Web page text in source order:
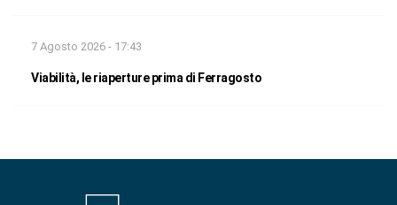
7 Agosto 2026 - 17:43
Viabilità, le riaperture prima di Ferragosto